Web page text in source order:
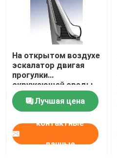
На открытом воздухе
эскалатор двигая
прогулки
окружающей среды
Лучшая цена
контактные
данные